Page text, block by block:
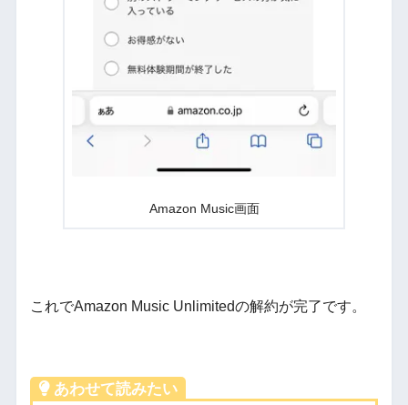
Amazon Music画面
これでAmazon Music Unlimitedの解約が完了です。
あわせて読みたい